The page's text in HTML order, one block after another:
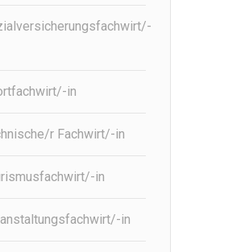
in
r Fachwirt/-in
in
in